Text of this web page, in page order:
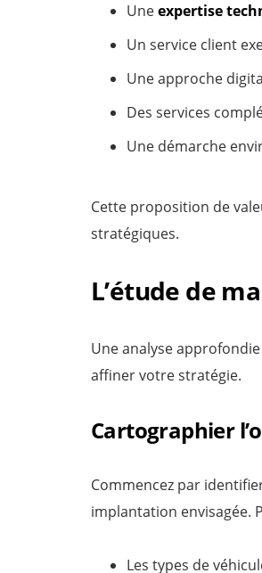
Uneexpertise
Un service client
Une approche
Des services
Une démarche
Cette proposition de
stratégiques.
L’étude de
Une analyse
affiner votre stratégie.
Cartographier
Commencez par
implantation envisagée.
Les types de